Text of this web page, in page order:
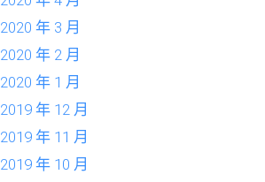
2020 年 3 月
2020 年 2 月
2020 年 1 月
2019 年 12 月
2019 年 11 月
2019 年 10 月